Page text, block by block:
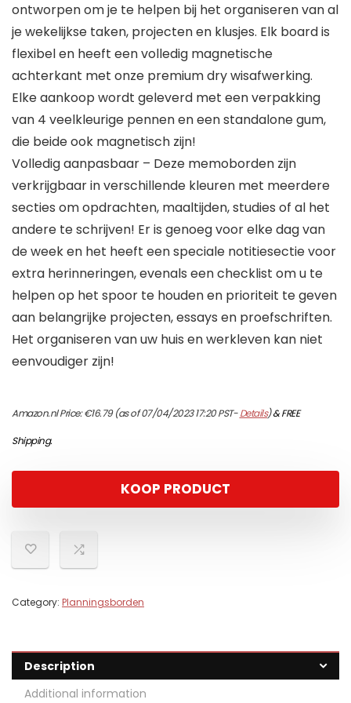
ontworpen om je te helpen bij het organiseren van al
je wekelijkse taken, projecten en klusjes. Elk board is
flexibel en heeft een volledig magnetische
achterkant met onze premium dry wisafwerking.
Elke aankoop wordt geleverd met een verpakking
van 4 veelkleurige pennen en een standalone gum,
die beide ook magnetisch zijn!
Volledig aanpasbaar – Deze memoborden zijn
verkrijgbaar in verschillende kleuren met meerdere
secties om opdrachten, maaltijden, studies of al het
andere te schrijven! Er is genoeg voor elke dag van
de week en het heeft een speciale notitiesectie voor
extra herinneringen, evenals een checklist om u te
helpen op het spoor te houden en prioriteit te geven
aan belangrijke projecten, essays en proefschriften.
Het organiseren van uw huis en werkleven kan niet
eenvoudiger zijn!
Amazon.nl Price:€16.79(as of 07/04/2023 17:20 PST-Details)&FREE
Shipping.
KOOP PRODUCT
Category: Planningsborden
Description
Additional information